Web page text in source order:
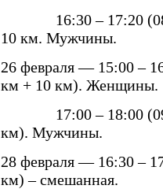
16:30 – 17:20
10 км. Мужчины.
26 февраля — 15:00 –
км + 10 км). Женщины.
17:00 – 18:00
км). Мужчины.
28 февраля — 16:30 –
км) – смешанная.